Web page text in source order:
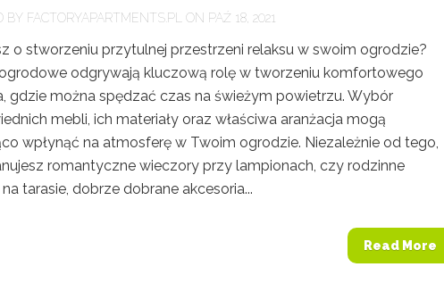
BY FACTORYAPARTMENTS.PL ON PAŹ 18, 2021
o stworzeniu przytulnej przestrzeni relaksu w swoim ogrodzie?
odgrywają kluczową rolę w tworzeniu komfortowego
gdzie można spędzać czas na świeżym powietrzu. Wybór
mebli, ich materiały oraz właściwa aranżacja mogą
wpłynąć na atmosferę w Twoim ogrodzie. Niezależnie od tego,
romantyczne wieczory przy lampionach, czy rodzinne
tarasie, dobrze dobrane akcesoria...
Read More